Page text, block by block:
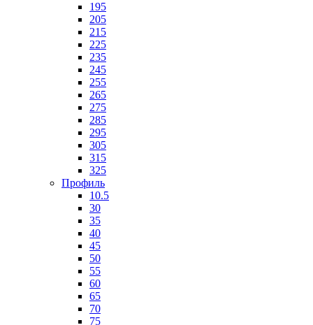
195
205
215
225
235
245
255
265
275
285
295
305
315
325
Профиль
10.5
30
35
40
45
50
55
60
65
70
75